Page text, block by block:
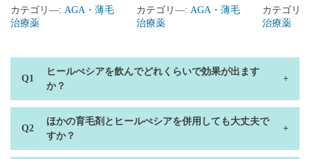
5段階中 4.42の評価
カテゴリ―: AGA・薄毛
治療薬
5段階中 4.63の評価
カテゴリ―: AGA・薄毛
治療薬
5段階中
カテゴリ
治療薬
ヒールぺシアを飲んでどれくらいで効果が出ます
か？
ほかの育毛剤とヒールぺシアを併用しても大丈夫で
すか？